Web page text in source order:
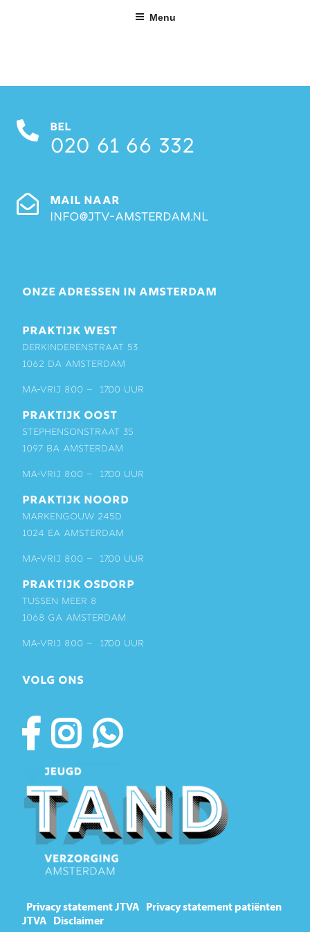
Menu
BEL
020 61 66 332
MAIL NAAR
info@jtv-amsterdam.nl
ONZE ADRESSEN IN AMSTERDAM
PRAKTIJK WEST
Derkinderenstraat 53
1062 DA Amsterdam
ma-vrij 8:00 – 17:00 uur
PRAKTIJK OOST
Stephensonstraat 35
1097 BA Amsterdam
ma-vrij 8:00 – 17:00 uur
PRAKTIJK NOORD
Markengouw 245D
1024 EA Amsterdam
ma-vrij 8:00 – 17:00 uur
PRAKTIJK OSDORP
Tussen Meer 8
1068 GA Amsterdam
ma-vrij 8:00 – 17:00 uur
VOLG ONS
Privacy statement JTVA Privacy statement patiënten
JTVA Disclaimer